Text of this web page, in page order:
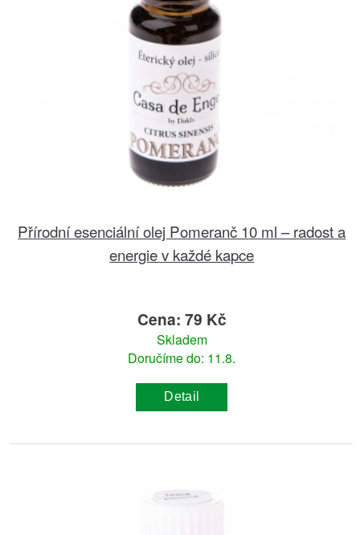
Přírodní esenciální olej Pomeranč 10 ml – radost a
energie v každé kapce
Cena: 79 Kč
Skladem
Doručíme do: 11.8.
Detail